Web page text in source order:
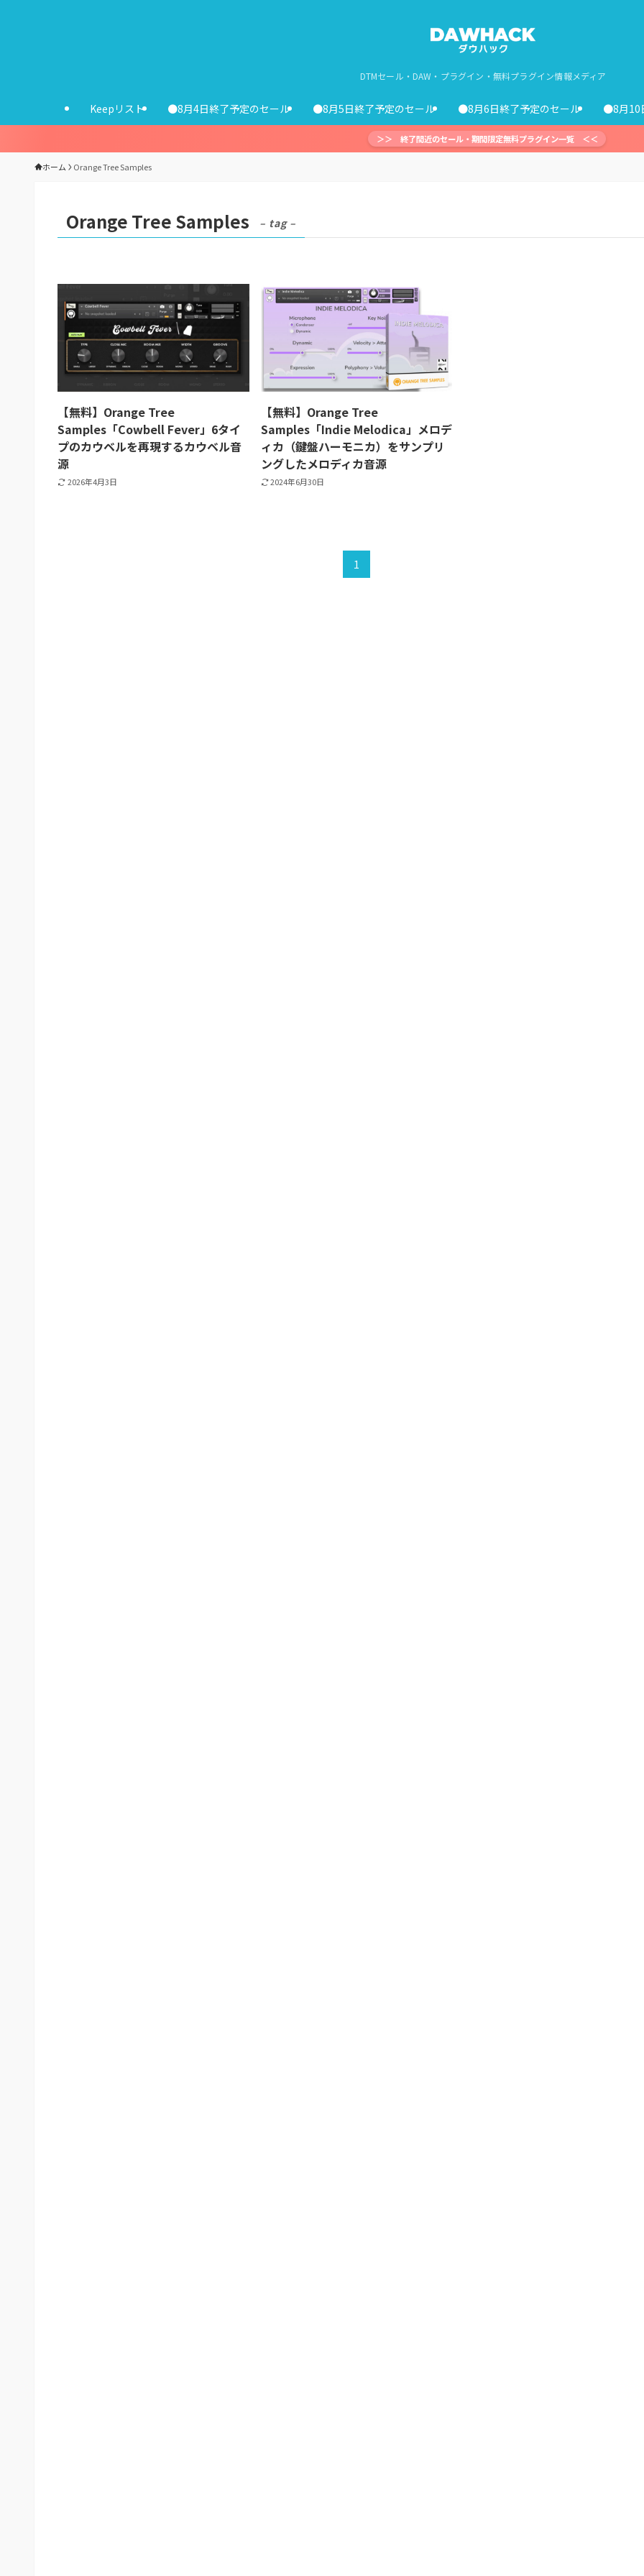
DTMセール・DAW・プラグイン・無料プラグイン情報メディア
Keepリスト ●8月4日終了予定のセール ●8月5日終了予定のセール ●8月6日終了予定のセール ●8月10
＞＞ 終了間近のセール・期間限定無料プラグイン一覧 ＜＜
ホーム Orange Tree Samples
Orange Tree Samples – tag –
【無料】Orange Tree
Samples「Cowbell Fever」6タイ
プのカウベルを再現するカウベル音
源
2026年4月3日
【無料】Orange Tree
Samples「Indie Melodica」メロデ
ィカ（鍵盤ハーモニカ）をサンプリ
ングしたメロディカ音源
2024年6月30日
1